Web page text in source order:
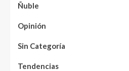
Ñuble
Opinión
Sin Categoría
Tendencias